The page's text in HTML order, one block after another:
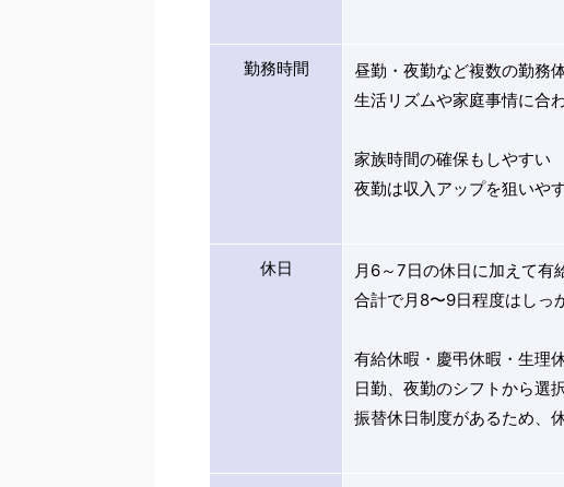
勤務時間
昼勤・夜勤など複数の勤務
生活リズムや家庭事情に合
家族時間の確保もしやすい
夜勤は収入アップを狙いや
休日
月6～7日の休日に加えて有
合計で月8〜9日程度はしっ
有給休暇・慶弔休暇・生理
日勤、夜勤のシフトから選
振替休日制度があるため、